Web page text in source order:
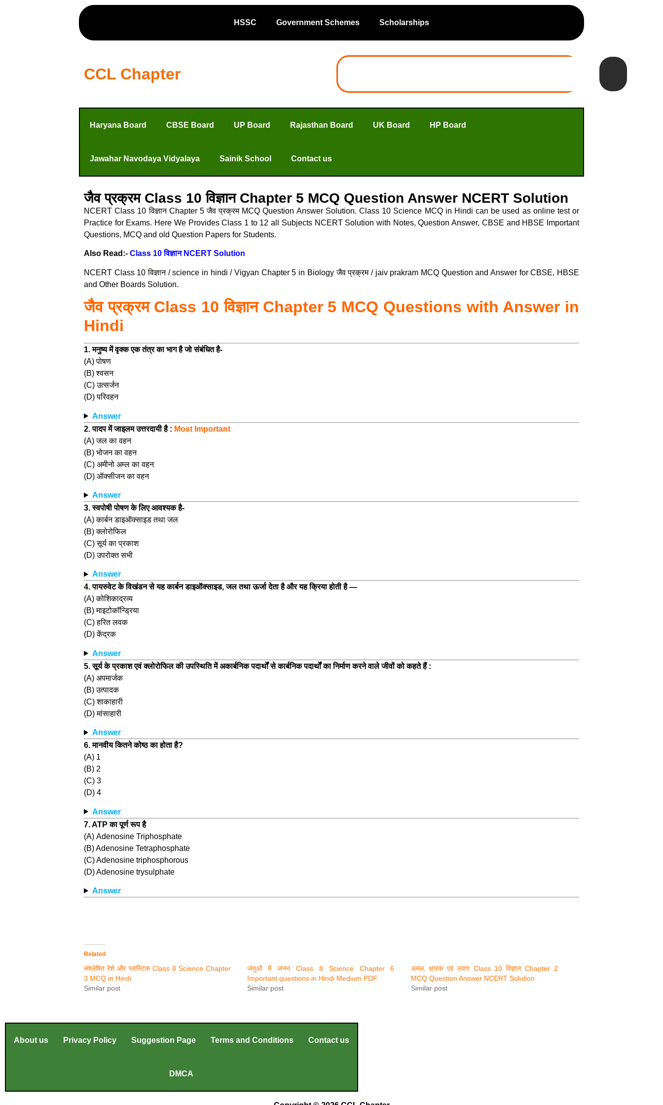
HSSC Government Schemes Scholarships
CCL Chapter
Haryana Board CBSE Board UP Board Rajasthan Board UK Board HP Board
Jawahar Navodaya Vidyalaya Sainik School Contact us
जैव प्रक्रम Class 10 विज्ञान Chapter 5 MCQ Question Answer NCERT Solution
NCERT Class 10 विज्ञान Chapter 5 जैव प्रक्रम MCQ Question Answer Solution. Class 10 Science MCQ in Hindi can be used as online test or
Practice for Exams. Here We Provides Class 1 to 12 all Subjects NCERT Solution with Notes, Question Answer, CBSE and HBSE Important
Questions, MCQ and old Question Papers for Students.
Also Read:- Class 10 विज्ञान NCERT Solution
NCERT Class 10 विज्ञान / science in hindi / Vigyan Chapter 5 in Biology जैव प्रक्रम / jaiv prakram MCQ Question and Answer for CBSE, HBSE
and Other Boards Solution.
जैव प्रक्रम Class 10 विज्ञान Chapter 5 MCQ Questions with Answer in
Hindi
1. मनुष्य में वृक्क एक तंत्र का भाग है जो संबंधित है-
(A) पोषण
(B) श्वसन
(C) उत्सर्जन
(D) परिवहन
Answer
2. पादप में जाइलम उत्तरदायी है : Most Important
(A) जल का वहन
(B) भोजन का वहन
(C) अमीनो अम्ल का वहन
(D) ऑक्सीजन का वहन
Answer
3. स्वपोषी पोषण के लिए आवश्यक है-
(A) कार्बन डाइऑक्साइड तथा जल
(B) क्लोरोफिल
(C) सूर्य का प्रकाश
(D) उपरोक्त सभी
Answer
4. पायरुवेट के विखंडन से यह कार्बन डाइऑक्साइड, जल तथा ऊर्जा देता है और यह क्रिया होती है —
(A) कोशिकाद्रव्य
(B) माइटोकॉन्ड्रिया
(C) हरित लवक
(D) केंद्रक
Answer
5. सूर्य के प्रकाश एवं क्लोरोफिल की उपस्थिति में अकार्बनिक पदार्थों से कार्बनिक पदार्थों का निर्माण करने वाले जीवों को कहते हैं :
(A) अपमार्जक
(B) उत्पादक
(C) शाकाहारी
(D) मांसाहारी
Answer
6. मानवीय कितने कोष्ठ का होता है?
(A) 1
(B) 2
(C) 3
(D) 4
Answer
7. ATP का पूर्ण रूप है
(A) Adenosine Triphosphate
(B) Adenosine Tetraphosphate
(C) Adenosine triphosphorous
(D) Adenosine trysulphate
Answer
Related
संश्लेषित रेशे और प्लास्टिक Class 8 Science Chapter
3 MCQ in Hindi
Similar post
जंतुओं में जनन Class 8 Science Chapter 6
Important questions in Hindi Medium PDF
Similar post
अमल, क्षारक एवं लवण Class 10 विज्ञान Chapter 2
MCQ Question Answer NCERT Solution
Similar post
About us Privacy Policy Suggestion Page Terms and Conditions Contact us
DMCA